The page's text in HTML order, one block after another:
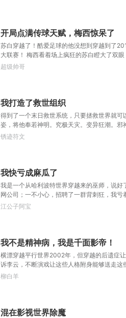
开局点满传球天赋，梅西惊呆了
苏白穿越了！酷爱足球的他没想到穿越到了
大联赛！ 梅西看着场上疯狂的苏白瞪大了双
苏白.........
超级帅哥
我打造了救世组织
得到了一个末日救世系统，只要拯救世界就
姿，将他奉若神明。究极天灾。变异狂潮。
锈迹符文
我快亏成麻瓜了
我是一个从哈利波特世界穿越来的巫师，说
网公司；一不小心，招聘了一群背刺狂，我
江公子阿宝
我不是精神病，我是千面影帝！
横漂穿越平行世界2002年，但穿越的后遗症
诉李云，不断演戏让这些人格附身能够送走
影帝。当李云参加明星综艺时，告诉你这个
柳白羊
混在影视世界除魔